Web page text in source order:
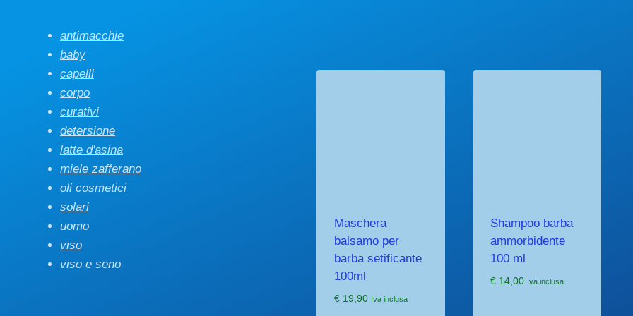
Maschera
balsamo per
barba setificante
100ml
€19,90 Iva inclusa
Shampoo barba
ammorbidente
100 ml
€ 14,00 Iva inclusa
antimacchie
baby
capelli
corpo
curativi
detersione
latte d'asina
miele zafferano
oli cosmetici
solari
uomo
viso
viso e seno